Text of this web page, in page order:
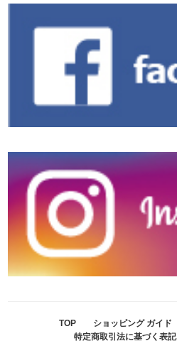
TOP ショッピング ガイド
特定商取引法に基づく表記